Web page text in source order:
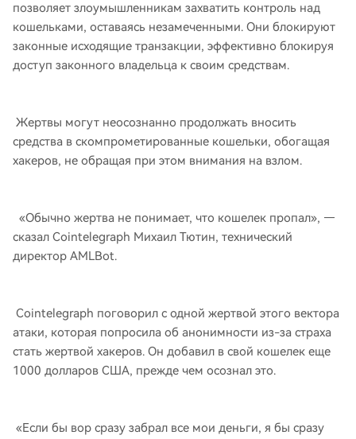
позволяет злоумышленникам захватить контроль над
кошельками, оставаясь незамеченными. Они блокируют
законные исходящие транзакции, эффективно блокируя
доступ законного владельца к своим средствам.
Жертвы могут неосознанно продолжать вносить
средства в скомпрометированные кошельки, обогащая
хакеров, не обращая при этом внимания на взлом.
«Обычно жертва не понимает, что кошелек пропал», —
сказал Cointelegraph Михаил Тютин, технический
директор AMLBot.
Cointelegraph поговорил с одной жертвой этого вектора
атаки, которая попросила об анонимности из-за страха
стать жертвой хакеров. Он добавил в свой кошелек еще
1000 долларов США, прежде чем осознал это.
«Если бы вор сразу забрал все мои деньги, я бы сразу